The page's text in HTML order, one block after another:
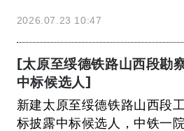
2026.07.23 10:47
[太原至绥德铁路山西段勘
中标候选人]
新建太原至绥德铁路山西段
标披露中标候选人，中铁一